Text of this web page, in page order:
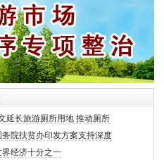
延长旅游厕所用地 推动厕所
务院扶贫办印发方案支持深度
经济十分之一